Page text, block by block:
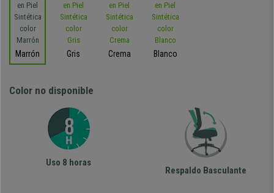
Marrón Gris Crema Blanco
Color no disponible
Uso 8 horas
Respaldo Basculante